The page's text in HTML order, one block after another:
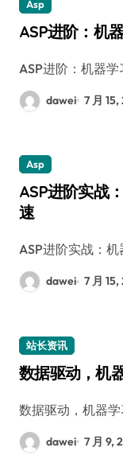
Asp
ASP进阶：机
ASP进阶：机器
dawei 7 月
Asp
ASP进阶实战
速
ASP进阶实战：
dawei 7 月
站长资讯
数据驱动，机
数据驱动，机器
dawei 7 月 9,